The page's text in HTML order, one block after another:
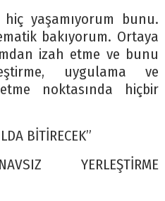
yaşamıyorum bunu.
bakıyorum. Ortaya
izah etme ve bunu
uygulama ve
noktasında hiçbir
BİTİRECEK”
YERLEŞTİRME